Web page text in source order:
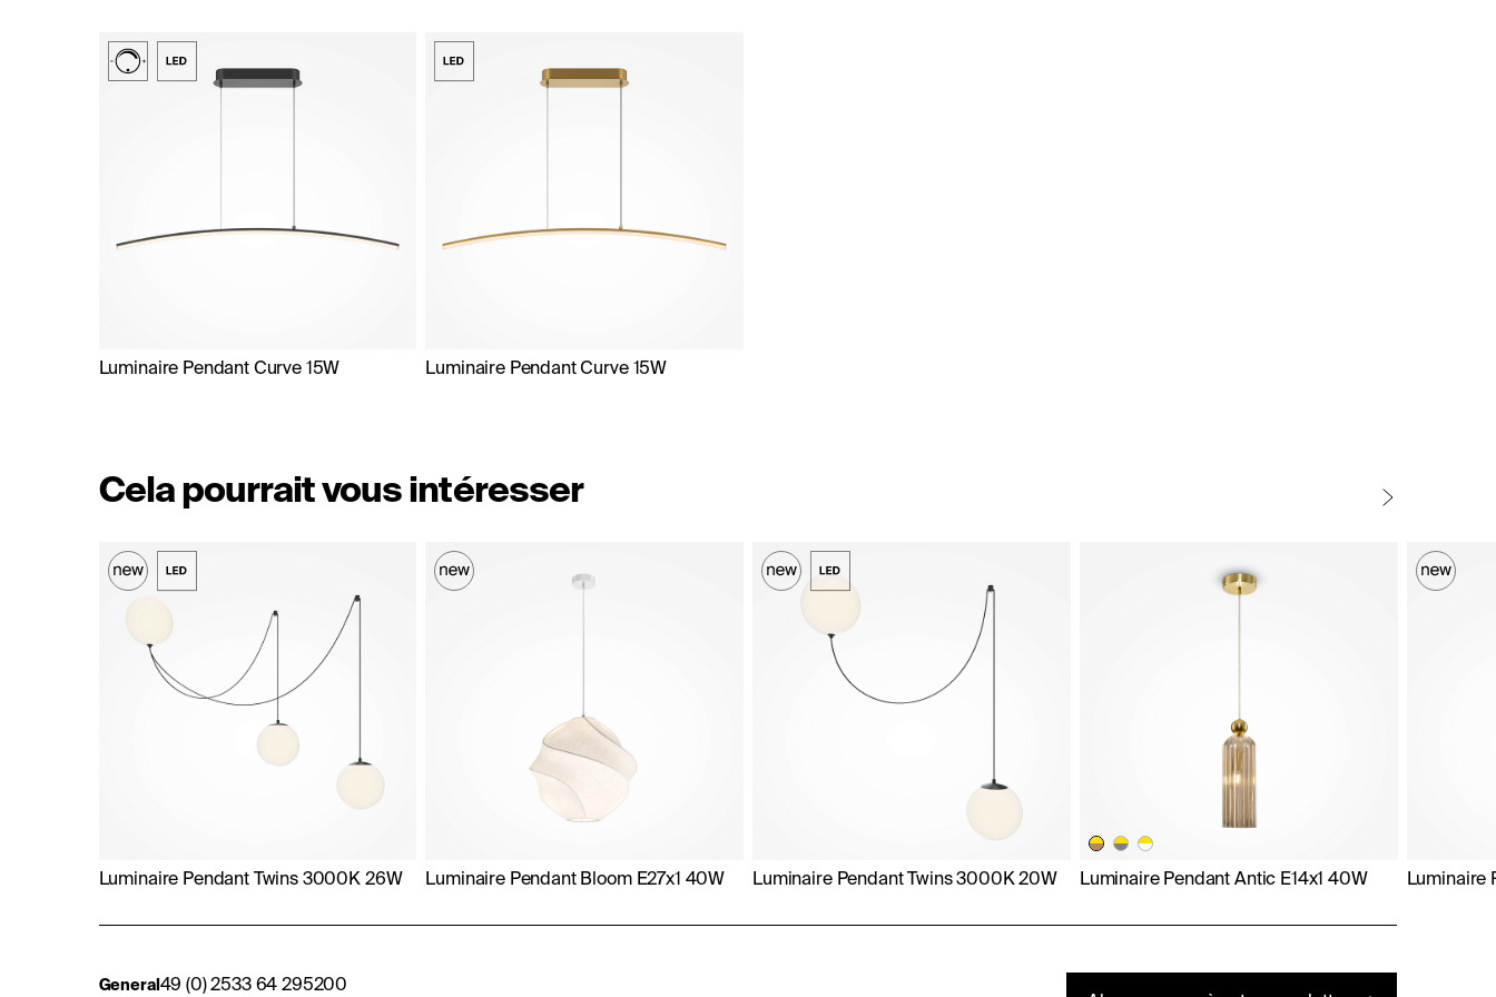
Luminaire Pendant Curve 15W Luminaire Pendant Curve 15W
Cela pourrait vous intéresser
Luminaire Pendant Twins 3000K 26W Luminaire Pendant Bloom E27x1 40W Luminaire Pendant Twins 3000K 20W Luminaire Pendant Antic E14x1 40W Luminaire
General49 (0) 2533 64 295200